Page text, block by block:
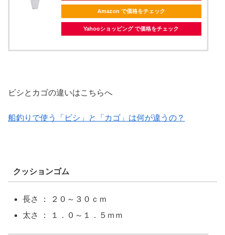
Amazon で価格をチェック
Yahooショッピング で価格をチェック
ビシとカゴの違いはこちらへ
船釣りで使う「ビシ」と「カゴ」は何が違うの？
クッションゴム
長さ ： ２０～３０ｃｍ
太さ ： １．０～１．５ｍｍ